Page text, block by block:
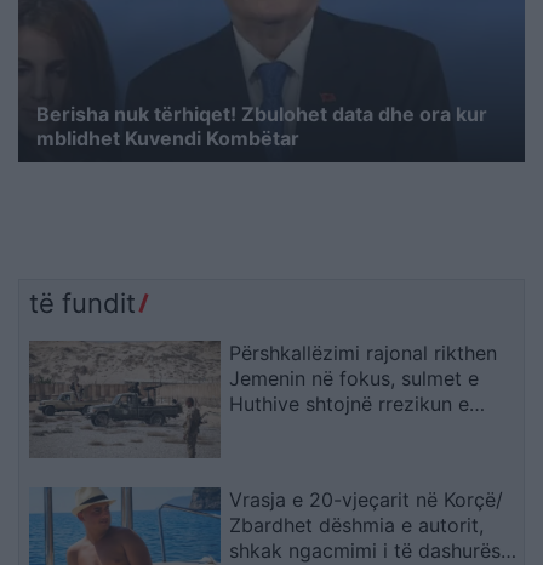
Berisha nuk tërhiqet! Zbulohet data dhe ora kur
mblidhet Kuvendi Kombëtar
të fundit
Përshkallëzimi rajonal rikthen
Jemenin në fokus, sulmet e
Huthive shtojnë rrezikun e
Vrasja e 20-vjeçarit në Korçë/
Zbardhet dëshmia e autorit,
shkak ngacmimi i të dashurës